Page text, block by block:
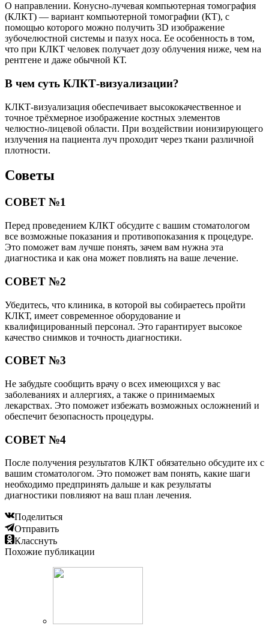
О направлении. Конусно-лучевая компьютерная томография
(КЛКТ) — вариант компьютерной томографии (КТ), с
помощью которого можно получить 3D изображение
зубочелюстной системы и пазух носа. Ее особенность в том,
что при КЛКТ человек получает дозу облучения ниже, чем на
рентгене и даже обычной КТ.
В чем суть КЛКТ-визуализации?
КЛКТ-визуализация обеспечивает высококачественное и
точное трёхмерное изображение костных элементов
челюстно-лицевой области. При воздействии ионизирующего
излучения на пациента луч проходит через ткани различной
плотности.
Советы
СОВЕТ №1
Перед проведением КЛКТ обсудите с вашим стоматологом
все возможные показания и противопоказания к процедуре.
Это поможет вам лучше понять, зачем вам нужна эта
диагностика и как она может повлиять на ваше лечение.
СОВЕТ №2
Убедитесь, что клиника, в которой вы собираетесь пройти
КЛКТ, имеет современное оборудование и
квалифицированный персонал. Это гарантирует высокое
качество снимков и точность диагностики.
СОВЕТ №3
Не забудьте сообщить врачу о всех имеющихся у вас
заболеваниях и аллергиях, а также о принимаемых
лекарствах. Это поможет избежать возможных осложнений и
обеспечит безопасность процедуры.
СОВЕТ №4
После получения результатов КЛКТ обязательно обсудите их с
вашим стоматологом. Это поможет вам понять, какие шаги
необходимо предпринять дальше и как результаты
диагностики повлияют на ваш план лечения.
Поделиться
Отправить
Класснуть
Похожие публикации